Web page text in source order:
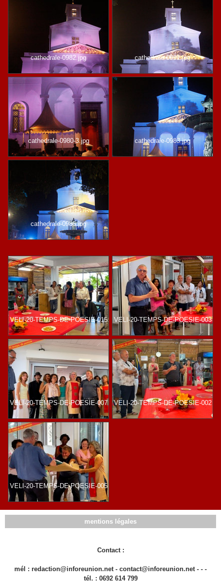
cathedrale-0982.jpg cathedrale-0991.jpg
cathedrale-0980-3.jpg cathedrale-0983.jpg
cathedrale-0986.jpg
VELI-20-TEMPS-DE-POESIE-015 VELI-20-TEMPS-DE-POESIE-003
VELI-20-TEMPS-DE-POESIE-007 VELI-20-TEMPS-DE-POESIE-002
VELI-20-TEMPS-DE-POESIE-005
mentions légales
Contact :
mél : redaction@inforeunion.net - contact@inforeunion.net - - -
tél. : 0692 614 799